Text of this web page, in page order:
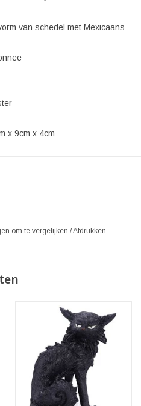
van schedel met Mexicaans
x 9cm x 4cm
om te vergelijken /Afdrukken